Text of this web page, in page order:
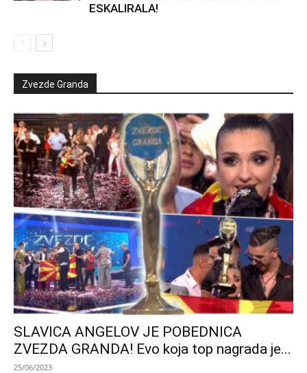
ESKALIRALA!
Zvezde Granda
SLAVICA ANGELOV JE POBEDNICA
ZVEZDA GRANDA! Evo koja top nagrada je...
25/06/2023